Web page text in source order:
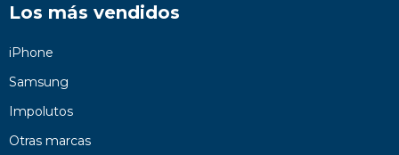
Los más vendidos
iPhone
Samsung
Impolutos
Otras marcas